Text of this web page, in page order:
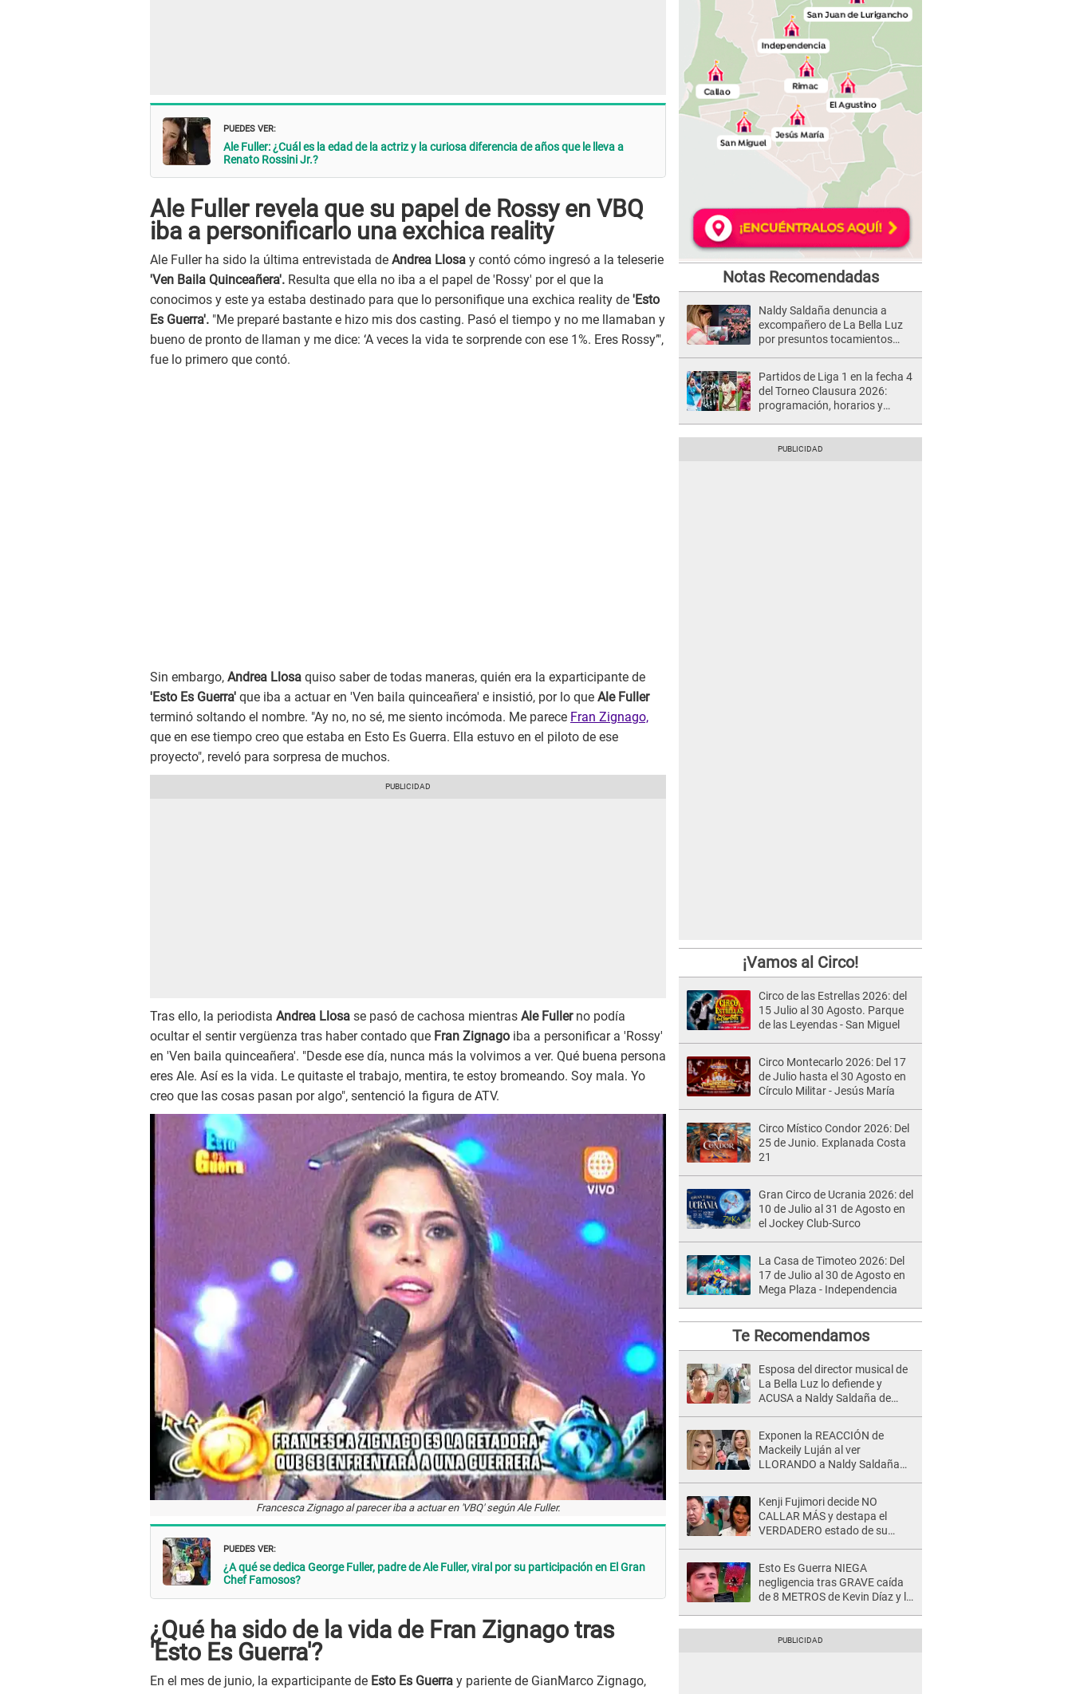
PUEDES VER:
Ale Fuller: ¿Cuál es la edad de la actriz y la curiosa diferencia de años que le lleva a
Renato Rossini Jr.?
Ale Fuller revela que su papel de Rossy en VBQ
iba a personificarlo una exchica reality
Ale Fuller ha sido la última entrevistada de Andrea Llosa y contó cómo ingresó a la teleserie
'Ven Baila Quinceañera'. Resulta que ella no iba a el papel de 'Rossy' por el que la
conocimos y este ya estaba destinado para que lo personifique una exchica reality de 'Esto
Es Guerra'. "Me preparé bastante e hizo mis dos casting. Pasó el tiempo y no me llamaban y
bueno de pronto de llaman y me dice: ‘A veces la vida te sorprende con ese 1%. Eres Rossy’",
fue lo primero que contó.
Sin embargo, Andrea Llosa quiso saber de todas maneras, quién era la exparticipante de
'Esto Es Guerra' que iba a actuar en 'Ven baila quinceañera' e insistió, por lo que Ale Fuller
terminó soltando el nombre. "Ay no, no sé, me siento incómoda. Me parece Fran Zignago,
que en ese tiempo creo que estaba en Esto Es Guerra. Ella estuvo en el piloto de ese
proyecto", reveló para sorpresa de muchos.
Tras ello, la periodista Andrea Llosa se pasó de cachosa mientras Ale Fuller no podía
ocultar el sentir vergüenza tras haber contado que Fran Zignago iba a personificar a 'Rossy'
en 'Ven baila quinceañera'. "Desde ese día, nunca más la volvimos a ver. Qué buena persona
eres Ale. Así es la vida. Le quitaste el trabajo, mentira, te estoy bromeando. Soy mala. Yo
creo que las cosas pasan por algo", sentenció la figura de ATV.
Francesca Zignago al parecer iba a actuar en 'VBQ' según Ale Fuller.
PUEDES VER:
¿A qué se dedica George Fuller, padre de Ale Fuller, viral por su participación en El Gran
Chef Famosos?
¿Qué ha sido de la vida de Fran Zignago tras
'Esto Es Guerra'?
En el mes de junio, la exparticipante de Esto Es Guerra y pariente de GianMarco Zignago,
Notas Recomendadas
Naldy Saldaña denuncia a
excompañero de La Bella Luz
por presuntos tocamientos
Partidos de Liga 1 en la fecha 4
del Torneo Clausura 2026:
programación, horarios y
¡Vamos al Circo!
Circo de las Estrellas 2026: del
15 Julio al 30 Agosto. Parque
de las Leyendas - San Miguel
Circo Montecarlo 2026: Del 17
de Julio hasta el 30 Agosto en
Círculo Militar - Jesús María
Circo Místico Condor 2026: Del
25 de Junio. Explanada Costa
21
Gran Circo de Ucrania 2026: del
10 de Julio al 31 de Agosto en
el Jockey Club-Surco
La Casa de Timoteo 2026: Del
17 de Julio al 30 de Agosto en
Mega Plaza - Independencia
Te Recomendamos
Esposa del director musical de
La Bella Luz lo defiende y
ACUSA a Naldy Saldaña de
Exponen la REACCIÓN de
Mackeily Luján al ver
LLORANDO a Naldy Saldaña
Kenji Fujimori decide NO
CALLAR MÁS y destapa el
VERDADERO estado de su
suegra..."
Esto Es Guerra NIEGA
negligencia tras GRAVE caída
de 8 METROS de Kevin Díaz y lo